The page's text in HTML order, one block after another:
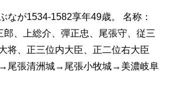
が1534-1582享年49歳。 名称：
郎、上総介、彈正忠、尾張守、従三
将、正三位内大臣、正二位右大臣
尾張清洲城→尾張小牧城→美濃岐阜